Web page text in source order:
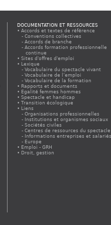
DOCUMENTATION ET RESSOURCES
Accords et textes de référence
Conventions collectives
Accords de branche
Accords formation professionnelle
continue
Sites d'offres d'emploi
Lexique
Vocabulaire du spectacle vivant
Vocabulaire de l’emploi
Vocabulaire de la formation
Rapports et documents
Egalité femmes hommes
Spectacle et handicap
Transition écologique
Liens
Organisations professionnelles
Institutions et organismes sociaux
Sociétés civiles
Centres de ressources du spectacle
Informations entreprises et
Europe
Emploi - GRH
Droit, gestion